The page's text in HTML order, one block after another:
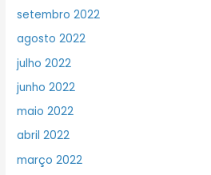
setembro 2022
agosto 2022
julho 2022
junho 2022
maio 2022
abril 2022
março 2022